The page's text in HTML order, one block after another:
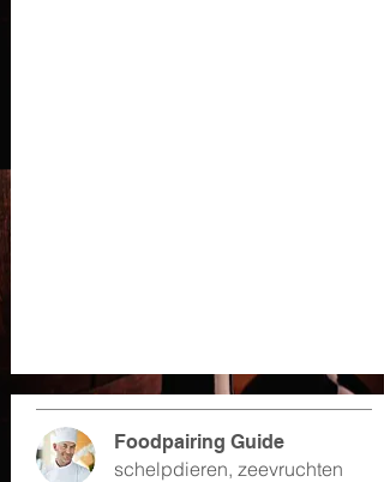
schelpdieren, zeevruchten
Foodpairing Guide